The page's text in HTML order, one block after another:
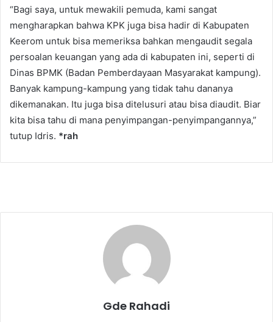
“Bagi saya, untuk mewakili pemuda, kami sangat
mengharapkan bahwa KPK juga bisa hadir di Kabupaten
Keerom untuk bisa memeriksa bahkan mengaudit segala
persoalan keuangan yang ada di kabupaten ini, seperti di
Dinas BPMK (Badan Pemberdayaan Masyarakat kampung).
Banyak kampung-kampung yang tidak tahu dananya
dikemanakan. Itu juga bisa ditelusuri atau bisa diaudit. Biar
kita bisa tahu di mana penyimpangan-penyimpangannya,”
tutup Idris. *rah
Gde Rahadi